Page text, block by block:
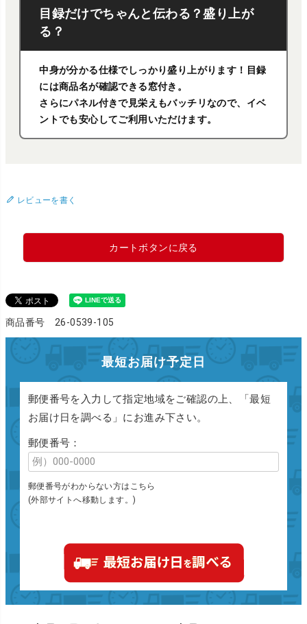
目録だけでちゃんと伝わる？盛り上が
る？
中身が分かる仕様でしっかり盛り上がります！目録
には商品名が確認できる窓付き。
さらにパネル付きで見栄えもバッチリなので、イベ
ントでも安心してご利用いただけます。
レビューを書く
カートボタンに戻る
商品番号 26-0539-105
最短お届け予定日
郵便番号を入力して指定地域をご確認の上、「最短
お届け日を調べる」にお進み下さい。
郵便番号：
郵便番号がわからない方はこちら
(外部サイトへ移動します。)